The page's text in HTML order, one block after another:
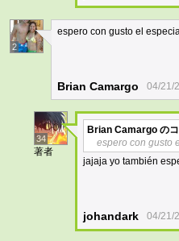
2
espero con gusto el
Brian Camargo 04/21/
34
著者
Brian Camargo の
espero con gusto
jajaja yo también
johandark 04/21/